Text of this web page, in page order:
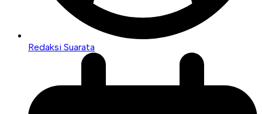
Redaksi Suarata